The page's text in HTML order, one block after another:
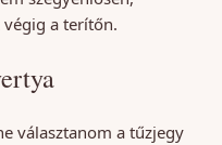
a terítőn.
választanom a tűzjegy